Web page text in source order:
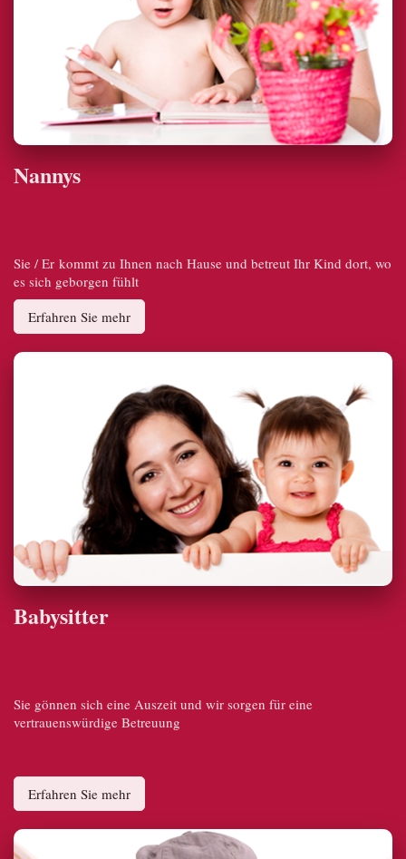
Nannys
Sie / Er kommt zu Ihnen nach Hause und betreut Ihr Kind dort, wo
es sich geborgen fühlt
Erfahren Sie mehr
Babysitter
Sie gönnen sich eine Auszeit und wir sorgen für eine
vertrauenswürdige Betreuung
Erfahren Sie mehr